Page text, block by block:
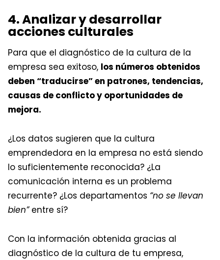
4. Analizar y desarrollar
acciones culturales
Para que el diagnóstico de la cultura de la
empresa sea exitoso, los números obtenidos
deben “traducirse” en patrones, tendencias,
causas de conflicto y oportunidades de
mejora.
¿Los datos sugieren que la cultura
emprendedora en la empresa no está siendo
lo suficientemente reconocida? ¿La
comunicación interna es un problema
recurrente? ¿Los departamentos “no se llevan
bien”entre sí?
Con la información obtenida gracias al
diagnóstico de la cultura de tu empresa,